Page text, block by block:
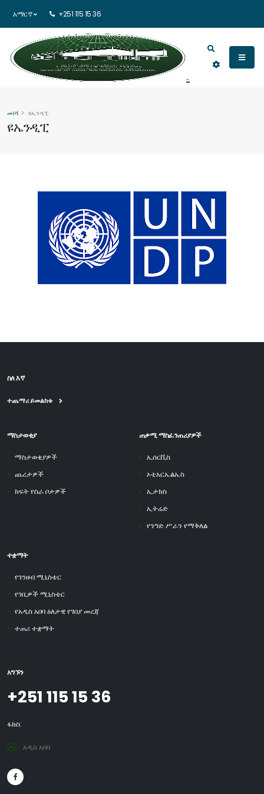
አማርኛ +251 115 15 36
ዩኤንዲፒ
መነሻ ዩኤንዲፒ
ስለ እኛ
ተጨማሪ ይመልከቱ
ማስታወቂያ
ማስታወቂያዎች
ጨረታዎች
ክፍት የስራ ቦታዎች
ጠቃሚ ማስፈንጠሪያዎች
ኢሰርቪስ
ኦቲአርኤልኤስ
ኢታክስ
ኢትሬድ
የንግድ ሥራን የማቅለል
ተቋማት
የገንዘብ ሚኒስቴር
የገቢዎች ሚኒስቴር
የአዲስ አበባ ዕለታዊ የገበያ መረጃ
ተጠሪ ተቋማት
አግኙን
+251 115 15 36
ፋክስ:
አዲስ አበባ